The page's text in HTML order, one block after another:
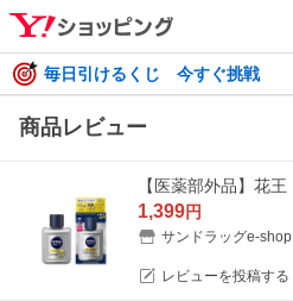
毎日引けるくじ 今すぐ挑戦
商品レビュー
1,399円
サンドラッグe-shop
レビューを投稿する